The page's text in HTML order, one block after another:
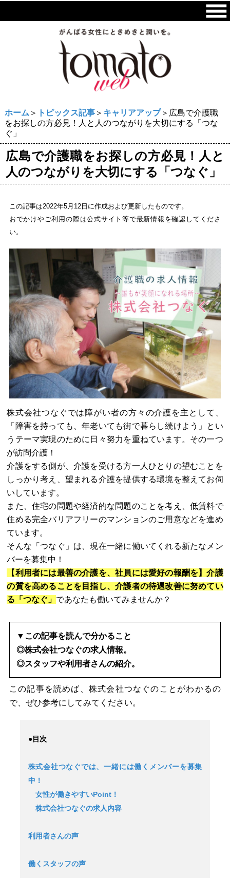
ホーム ＞ トピックス記事＞ キャリアアップ＞広島で介護職
をお探しの方必見！人と人のつながりを大切にする「つな
ぐ」
広島で介護職をお探しの方必見！人と
人のつながりを大切にする「つなぐ」
この記事は2022年5月12日に作成および更新したものです。
おでかけやご利用の際は公式サイト等で最新情報を確認してくださ
い。
株式会社つなぐでは障がい者の方々の介護を主として、
「障害を持っても、年老いても街で暮らし続けよう」とい
うテーマ実現のために日々努力を重ねています。その一つ
が訪問介護！
介護をする側が、介護を受ける方一人ひとりの望むことを
しっかり考え、望まれる介護を提供する環境を整えてお伺
いしています。
また、住宅の問題や経済的な問題のことを考え、低賃料で
住める完全バリアフリーのマンションのご用意などを進め
ています。
そんな「つなぐ」は、現在一緒に働いてくれる新たなメン
バーを募集中！
【利用者には最善の介護を、社員には愛好の報酬を】介護
の質を高めることを目指し、介護者の待遇改善に努めてい
る「つなぐ」 であなたも働いてみませんか？
▼この記事を読んで分かること
◎株式会社つなぐの求人情報。
◎スタッフや利用者さんの紹介。
この記事を読めば、株式会社つなぐのことがわかるの
で、ぜひ参考にしてみてください。
●目次
株式会社つなぐでは、一緒には働くメンバーを募集
中！
女性が働きやすいPoint！
株式会社つなぐの求人内容
利用者さんの声
働くスタッフの声